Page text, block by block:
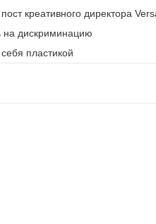
креативного директора
на дискриминацию
пластикой